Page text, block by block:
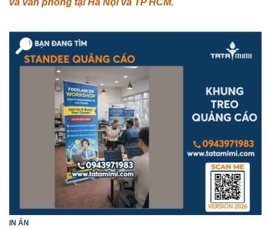
và văn phòng tại Hà Nội và TP HCM.
IN ẤN